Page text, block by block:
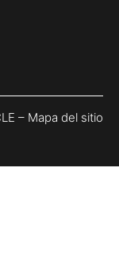
– Mapa del sitio